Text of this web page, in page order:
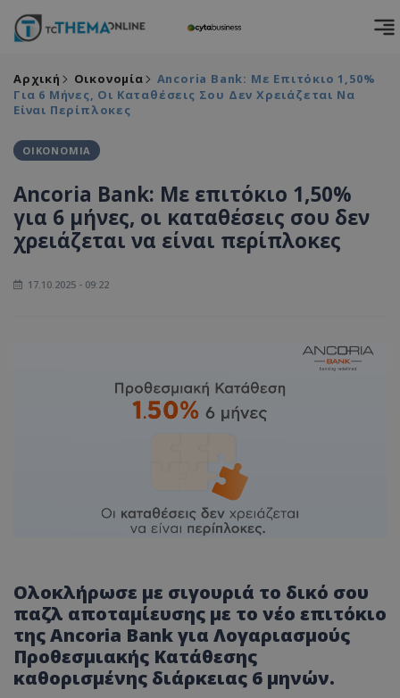
Αρχική Οικονομία
Ancoria Bank: Με Επιτόκιο 1,50%
Για 6 Μήνες, Οι Καταθέσεις Σου Δεν Χρειάζεται Να
Είναι Περίπλοκες
ΟΙΚΟΝΟΜΙΑ
Ancoria Bank: Με επιτόκιο 1,50%
για 6 μήνες, οι καταθέσεις σου δεν
χρειάζεται να είναι περίπλοκες
17.10.2025 - 09:22
Ολοκλήρωσε με σιγουριά το δικό σου
παζλ αποταμίευσης με το νέο επιτόκιο
της Ancoria Bank για Λογαριασμούς
Προθεσμιακής Κατάθεσης
καθορισμένης διάρκειας 6 μηνών.